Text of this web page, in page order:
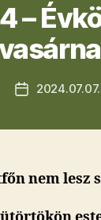
–
Bejegyzés
2024.07.07.
nem lesz